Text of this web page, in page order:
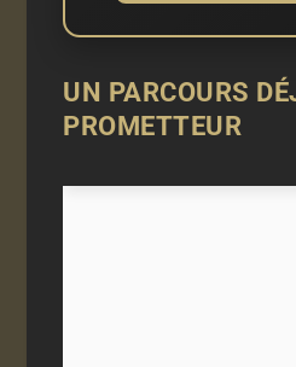
UN PARCOURS
PROMETTEUR